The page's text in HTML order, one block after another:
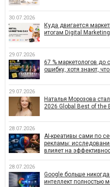
30.07.2026
Куда двигается
итогам Digital Marketing
29.07.2026
67 % маркетологов до
ошибку, хотя знают,
29.07.2026
Наталья Морозова
2026 Global Best of the
28.07.2026
AI-креативы сами по
рекламы:
влияет на
28.07.2026
Google больше
интеллект полностью